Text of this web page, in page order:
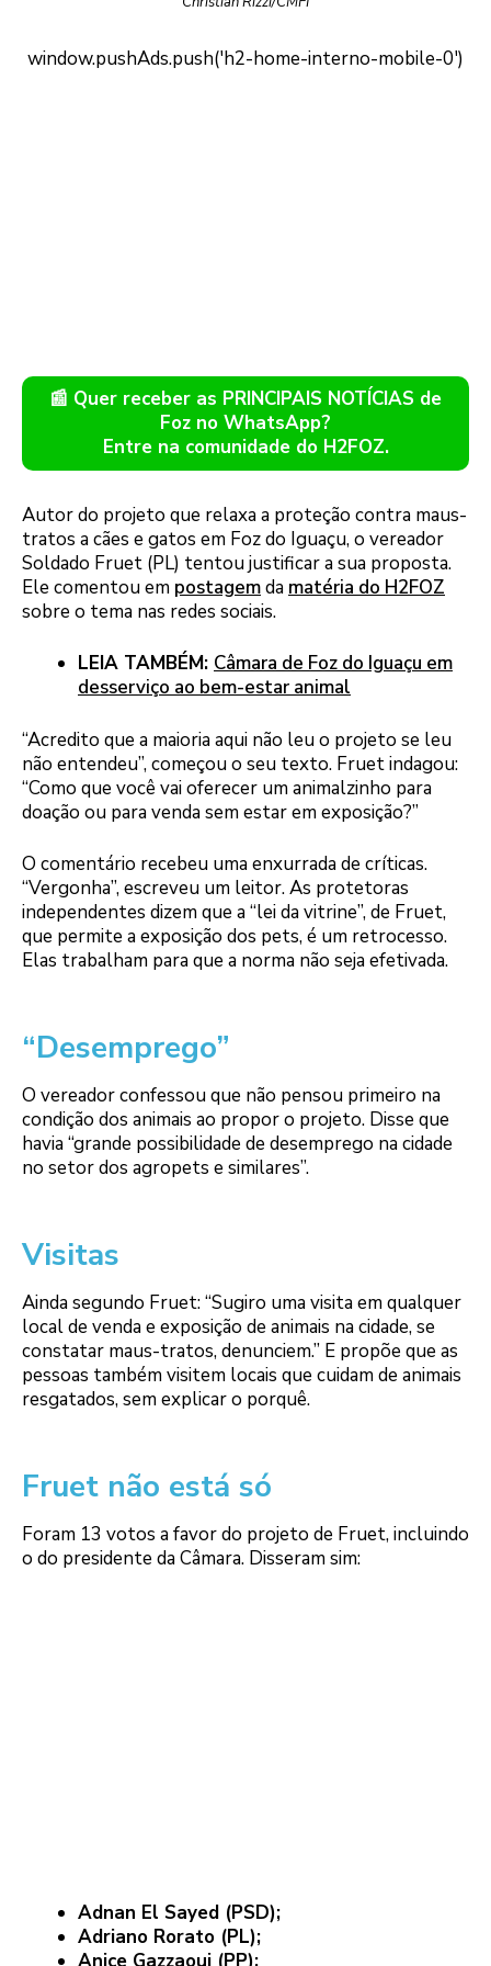
📰 Quer receber as PRINCIPAIS NOTÍCIAS de
Foz no WhatsApp?
Entre na comunidade do H2FOZ.
Autor do projeto que relaxa a proteção contra maus-
tratos a cães e gatos em Foz do Iguaçu, o vereador
Soldado Fruet (PL) tentou justificar a sua proposta.
Ele comentou em postagemda matéria do H2FOZ
sobre o tema nas redes sociais.
LEIA TAMBÉM: Câmara de Foz do Iguaçu em
desserviço ao bem-estar animal
“Acredito que a maioria aqui não leu o projeto se leu
não entendeu”, começou o seu texto. Fruet indagou:
“Como que você vai oferecer um animalzinho para
doação ou para venda sem estar em exposição?”
O comentário recebeu uma enxurrada de críticas.
“Vergonha”, escreveu um leitor. As protetoras
independentes dizem que a “lei da vitrine”, de Fruet,
que permite a exposição dos pets, é um retrocesso.
Elas trabalham para que a norma não seja efetivada.
“Desemprego”
O vereador confessou que não pensou primeiro na
condição dos animais ao propor o projeto. Disse que
havia “grande possibilidade de desemprego na cidade
no setor dos agropets e similares”.
Visitas
Ainda segundo Fruet: “Sugiro uma visita em qualquer
local de venda e exposição de animais na cidade, se
constatar maus-tratos, denunciem.” E propõe que as
pessoas também visitem locais que cuidam de animais
resgatados, sem explicar o porquê.
Fruet não está só
Foram 13 votos a favor do projeto de Fruet, incluindo
o do presidente da Câmara. Disseram sim:
Adnan El Sayed (PSD);
Adriano Rorato (PL);